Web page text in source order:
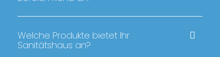
Welche Produkte bietet Ihr
Sanitätshaus an?